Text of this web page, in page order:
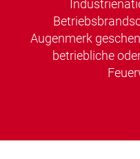
Augenmerk
betriebliche